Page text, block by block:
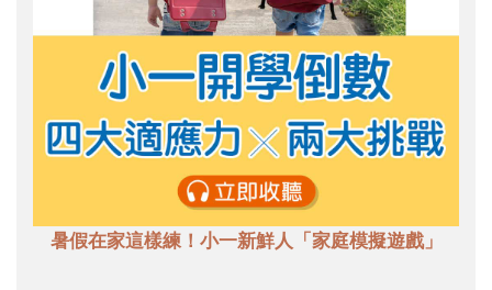
暑假在家這樣練！小一新鮮人「家庭模擬遊戲」